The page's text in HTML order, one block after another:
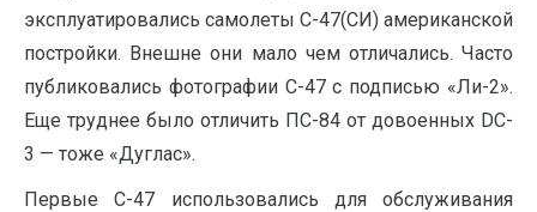
эксплуатировались самолеты С-47(СИ) американской
постройки. Внешне они мало чем отличались. Часто
публиковались фотографии С-47 с подписью «Ли-2».
Еще труднее было отличить ПС-84 от довоенных DC-
3 — тоже «Дуглас».
Первые С-47 использовались для обслуживания